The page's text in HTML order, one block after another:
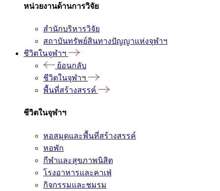
หน่วยงานด้านการวิจัย
สำนักบริหารวิจัย
สถาบันทรัพย์สินทางปัญญาแห่งจุฬาฯ
ชีวิตในจุฬาฯ
ย้อนกลับ
ชีวิตในจุฬาฯ
พื้นที่สร้างสรรค์
ชีวิตในจุฬาฯ
หอสมุดและพื้นที่สร้างสรรค์
หอพัก
กีฬาและสุขภาพนิสิต
โรงอาหารและคาเฟ่
กิจกรรมและชมรม